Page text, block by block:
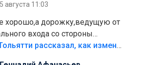
5 августа 11:03
хорошо,а дорожку,ведущую от
входа со стороны
к аттракционам слабо
Глава Тольятти рассказал, как изменится парк Центрального района